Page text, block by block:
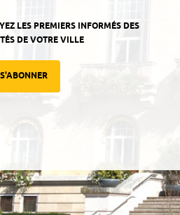
LES PREMIERS INFORMÉS DES
DE VOTRE VILLE
S'ABONNER